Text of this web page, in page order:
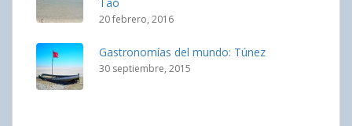
Tao
20 febrero, 2016
Gastronomías del mundo: Túnez
30 septiembre, 2015